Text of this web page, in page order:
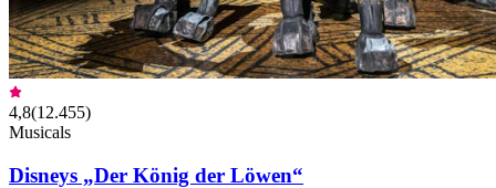
4,8(12.455)
Musicals
Disneys „Der König der Löwen“